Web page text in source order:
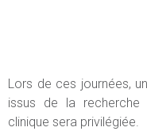
Lors de ces journées,
issus de la
clinique sera privilégiée.